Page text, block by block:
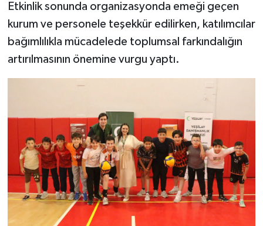
Etkinlik sonunda organizasyonda emeği geçen
kurum ve personele teşekkür edilirken, katılımcılar
bağımlılıkla mücadelede toplumsal farkındalığın
artırılmasının önemine vurgu yaptı.